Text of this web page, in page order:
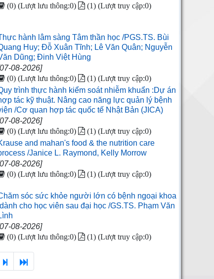
(0) (Lượt lưu thông:0) (1) (Lượt truy cập:0)
hành lâm sàng Tâm thần học /PGS.TS. Bùi
Huy; Đỗ Xuân Tĩnh; Lê Văn Quân; Nguyễn
Dũng; Đinh Việt Hùng
08-2026]
(0) (Lượt lưu thông:0) (1) (Lượt truy cập:0)
trình thực hành kiểm soát nhiễm khuẩn :Dự án
tác kỹ thuật. Nâng cao năng lực quản lý bệnh
/Cơ quan hợp tác quốc tế Nhật Bản (JICA)
08-2026]
(0) (Lượt lưu thông:0) (1) (Lượt truy cập:0)
and mahan's food & the nutrition care
/Janice L. Raymond, Kelly Morrow
08-2026]
(0) (Lượt lưu thông:0) (1) (Lượt truy cập:0)
sóc sức khỏe người lớn có bệnh ngoại khoa
cho học viên sau đại học /GS.TS. Phạm Văn
08-2026]
(0) (Lượt lưu thông:0) (1) (Lượt truy cập:0)